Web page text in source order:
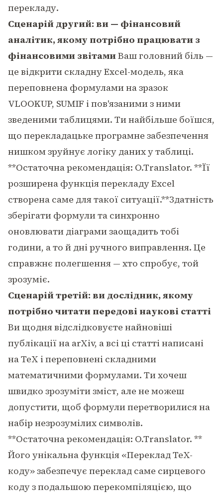
перекладу.
Сценарій другий: ви — фінансовий
аналітик, якому потрібно працювати з
фінансовими звітамиВаш головний біль —
це відкрити складну Excel-модель, яка
переповнена формулами на зразок
VLOOKUP, SUMIF і пов'язаними з ними
зведеними таблицями. Ти найбільше боїшся,
що перекладацьке програмне забезпечення
нишком зруйнує логіку даних у таблиці.
**Остаточна рекомендація: O.Translator. **Її
розширена функція перекладу Excel
створена саме для такої ситуації.**Здатність
зберігати формули та синхронно
оновлювати діаграми заощадить тобі
години, а то й дні ручного виправлення. Це
справжнє полегшення — хто спробує, той
зрозуміє.
Сценарій третій: ви дослідник, якому
потрібно читати передові наукові статті
Ви щодня відслідковуєте найновіші
публікації на arXiv, а всі ці статті написані
на TeX і переповнені складними
математичними формулами. Ти хочеш
швидко зрозуміти зміст, але не можеш
допустити, щоб формули перетворилися на
набір незрозумілих символів.
**Остаточна рекомендація: O.Translator. **
Його унікальна функція «Переклад TeX-
коду» забезпечує переклад саме сирцевого
коду з подальшою перекомпіляцією, що